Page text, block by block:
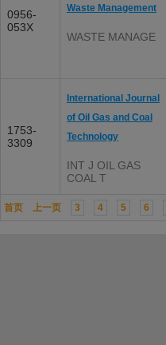
0956-
053X
Waste Management
WASTE MANAGE
1753-
3309
International Journal
of Oil Gas and Coal
Technology
INT J OIL GAS
COAL T
首页 上一页 3 4 5 6